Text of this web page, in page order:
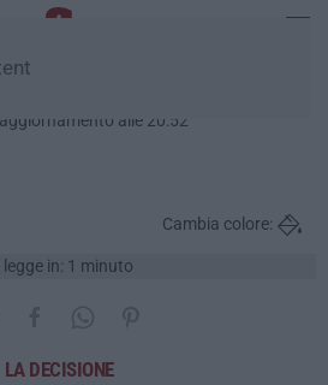
alle 20:52
legge in: 1 minuto
Cambia colore:
LA DECISIONE